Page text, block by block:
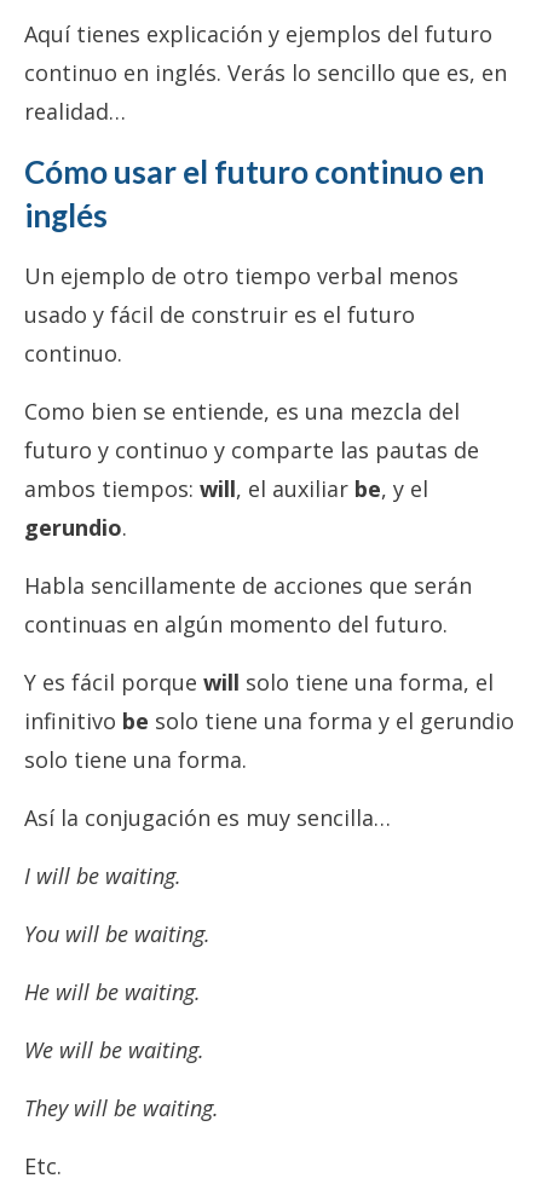
Aquí tienes explicación y ejemplos del futuro
continuo en inglés. Verás lo sencillo que es, en
realidad…
Cómo usar el futuro continuo en
inglés
Un ejemplo de otro tiempo verbal menos
usado y fácil de construir es el futuro
continuo.
Como bien se entiende, es una mezcla del
futuro y continuo y comparte las pautas de
ambos tiempos: will, el auxiliar be, y el
gerundio.
Habla sencillamente de acciones que serán
continuas en algún momento del futuro.
Y es fácil porque will solo tiene una forma, el
infinitivo be solo tiene una forma y el gerundio
solo tiene una forma.
Así la conjugación es muy sencilla…
I will be waiting.
You will be waiting.
He will be waiting.
We will be waiting.
They will be waiting.
Etc.